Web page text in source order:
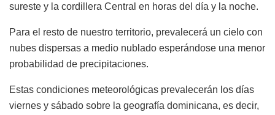
sureste y la cordillera Central en horas del día y la noche.
Para el resto de nuestro territorio, prevalecerá un cielo con
nubes dispersas a medio nublado esperándose una menor
probabilidad de precipitaciones.
Estas condiciones meteorológicas prevalecerán los días
viernes y sábado sobre la geografía dominicana, es decir,